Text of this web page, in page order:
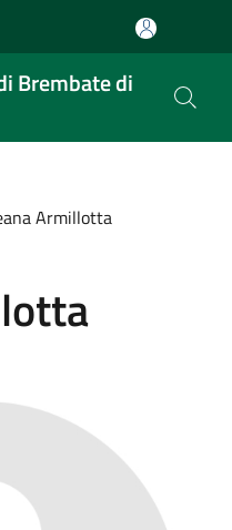
Brembate di
Armillotta